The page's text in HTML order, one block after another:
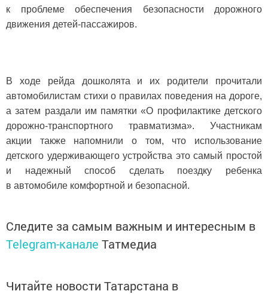
к проблеме обеспечения безопасности дорожного
движения детей-пассажиров.
В ходе рейда дошколята и их родители прочитали
автомобилистам стихи о правилах поведения на дороге,
а затем раздали им памятки «О профилактике детского
дорожно-транспортного травматизма». Участникам
акции также напомнили о том, что использование
детского удерживающего устройства это самый простой
и надежный способ сделать поездку ребенка
в автомобиле комфортной и безопасной.
Следите за самым важным и интересным в
Telegram-канале Татмедиа
Читайте новости Татарстана в